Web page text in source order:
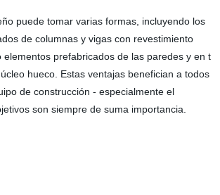
puede tomar varias formas, incluyendo los
de columnas y vigas con revestimiento
elementos prefabricados de las paredes y en t
hueco. Estas ventajas benefician a todos
de construcción - especialmente el
son siempre de suma importancia.